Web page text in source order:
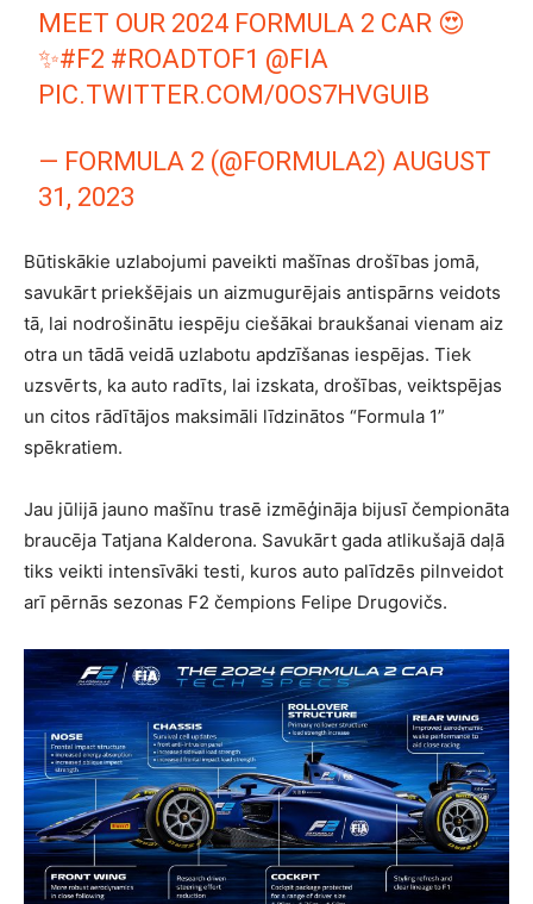
MEET OUR 2024 FORMULA 2 CAR 😍
✨#F2 #ROADTOF1 @FIA
PIC.TWITTER.COM/0OS7HVGUIB
— FORMULA 2 (@FORMULA2) AUGUST
31, 2023
Būtiskākie uzlabojumi paveikti mašīnas drošības jomā,
savukārt priekšējais un aizmugurējais antispārns veidots
tā, lai nodrošinātu iespēju ciešākai braukšanai vienam aiz
otra un tādā veidā uzlabotu apdzīšanas iespējas. Tiek
uzsvērts, ka auto radīts, lai izskata, drošības, veiktspējas
un citos rādītājos maksimāli līdzinātos “Formula 1”
spēkratiem.
Jau jūlijā jauno mašīnu trasē izmēģināja bijusī čempionāta
braucēja Tatjana Kalderona. Savukārt gada atlikušajā daļā
tiks veikti intensīvāki testi, kuros auto palīdzēs pilnveidot
arī pērnās sezonas F2 čempions Felipe Drugovičs.